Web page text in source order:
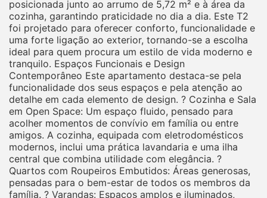
posicionada junto ao arrumo de 5,72 m² e à área da
cozinha, garantindo praticidade no dia a dia. Este T2
foi projetado para oferecer conforto, funcionalidade e
uma forte ligação ao exterior, tornando-se a escolha
ideal para quem procura um estilo de vida moderno e
tranquilo. Espaços Funcionais e Design
Contemporâneo Este apartamento destaca-se pela
funcionalidade dos seus espaços e pela atenção ao
detalhe em cada elemento de design. ? Cozinha e Sala
em Open Space: Um espaço fluido, pensado para
acolher momentos de convívio em família ou entre
amigos. A cozinha, equipada com eletrodomésticos
modernos, inclui uma prática lavandaria e uma ilha
central que combina utilidade com elegância. ?
Quartos com Roupeiros Embutidos: Áreas generosas,
pensadas para o bem-estar de todos os membros da
família. ? Varandas: Espaços amplos e iluminados,